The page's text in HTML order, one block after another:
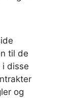
til de
disse
og